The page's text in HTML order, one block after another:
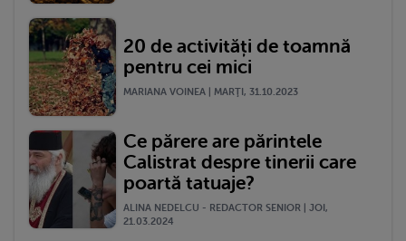
20 de activități de toamnă
pentru cei mici
MARIANA VOINEA | MARŢI, 31.10.2023
Ce părere are părintele
Calistrat despre tinerii care
poartă tatuaje?
ALINA NEDELCU - REDACTOR SENIOR | JOI,
21.03.2024